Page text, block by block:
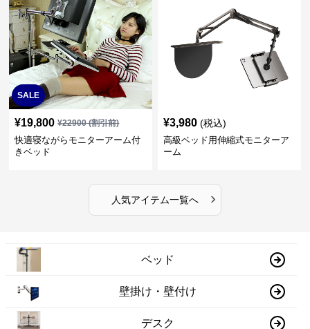
SALE
¥19,800 ¥22900(割引前)
快適寝ながらモニターアーム付
きベッド
¥3,980 (税込)
高級ベッド用伸縮式モニターア
ーム
人気アイテム一覧へ ›
ベッド
壁掛け・壁付け
デスク